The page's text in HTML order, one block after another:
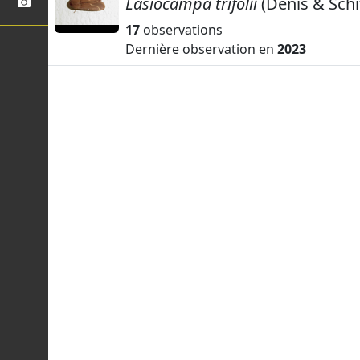
17 observations
Dernière observation en 2023